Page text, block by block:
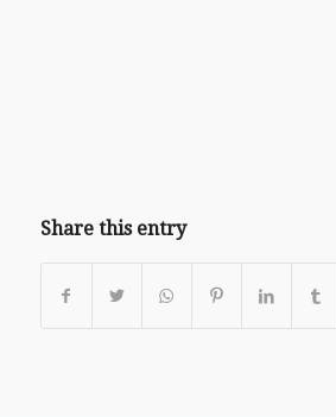
Share this entry